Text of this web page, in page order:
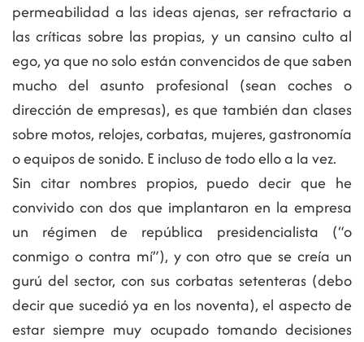
permeabilidad a las ideas ajenas, ser refractario a
las críticas sobre las propias, y un cansino culto al
ego, ya que no solo están convencidos de que saben
mucho del asunto profesional (sean coches o
dirección de empresas), es que también dan clases
sobre motos, relojes, corbatas, mujeres, gastronomía
o equipos de sonido. E incluso de todo ello a la vez.
Sin citar nombres propios, puedo decir que he
convivido con dos que implantaron en la empresa
un régimen de república presidencialista (“o
conmigo o contra mí”), y con otro que se creía un
gurú del sector, con sus corbatas setenteras (debo
decir que sucedió ya en los noventa), el aspecto de
estar siempre muy ocupado tomando decisiones